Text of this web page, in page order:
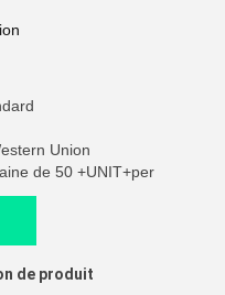
Union
de 50 +UNIT+per
de produit